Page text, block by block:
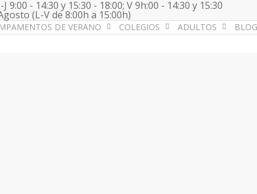
- 14:30 y 15:30 - 18:00; V 9h:00 - 14:30 y 15:30
(L-V de 8:00h a 15:00h)
DE VERANO COLEGIOS ADULTOS BLOG